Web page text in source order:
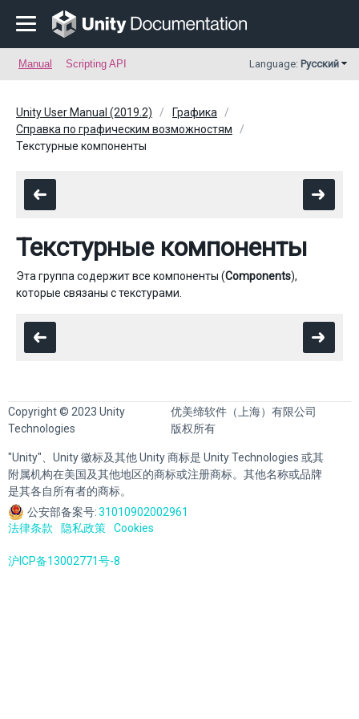
Manual Scripting API Language: Русский
Unity User Manual (2019.2)
Графика
Справка по графическим возможностям
Текстурные компоненты
Текстурные компоненты
Эта группа содержит все компоненты (Components),
которые связаны с текстурами.
Copyright © 2023 Unity
Technologies
优美缔软件（上海）有限公司
版权所有
"Unity"、Unity 徽标及其他 Unity 商标是 Unity Technologies 或其
附属机构在美国及其他地区的商标或注册商标。其他名称或品牌
是其各自所有者的商标。
公安部备案号:31010902002961
法律条款
隐私政策 Cookies
沪ICP备13002771号-8